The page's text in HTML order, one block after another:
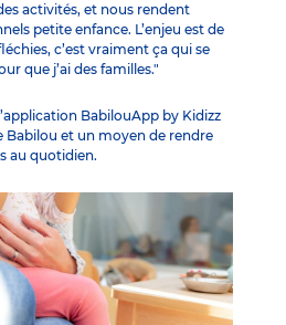
activités, et nous rendent
petite enfance. L’enjeu est de
c’est vraiment ça qui se
que j’ai des familles."
BabilouApp by Kidizz
Babilou et un moyen de rendre
au quotidien.